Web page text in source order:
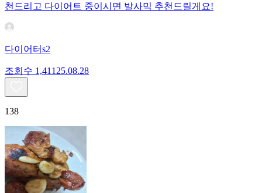
천드리고 다이어트 중이시면 발사믹 추천드릴게요!
다이어터s2
조회수 1,411 25.08.28
138